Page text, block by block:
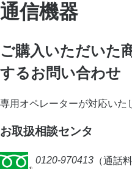
通信機器
ご購入いただいた
するお問い合わせ
専用オペレーターが対応いた
お取扱相談センタ
0120-970413 （通話